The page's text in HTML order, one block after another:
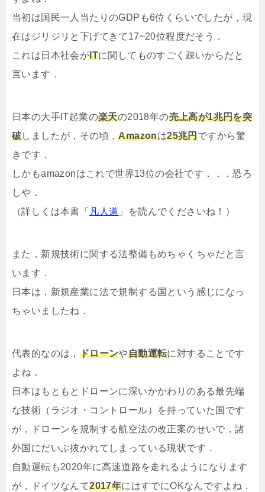
当初は国民一人当たりのGDPも6位くらいでしたが，現
在はジリジリと下げてきて17~20位程度だそう．
これは日本社会がITに関してものすごく疎いからだと
言います．
日本の大手IT起業の楽天の2018年の売上高が1兆円を突
破しましたが，その頃，Amazonは25兆円ですから驚
きです．
しかもamazonはこれで世界13位の会社です．．．恐ろ
しや．
（詳しくは本書「 凡人道 」を読んでくださいね！）
また，新規技術に関する法整備もめちゃくちゃだと言
います．
日本は，新規産業に法で規制する国という感じになっ
ちゃいましたね．
代表的なのは， ドローンや自動運転に対することです
よね．
日本はもともとドローンに深いかかわりのある最先端
な技術（ラジオ・コントロール）を持っていた国です
が，ドローンを規制する航空法の改正案のせいで，諸
外国にだいぶ抜かれてしまっている現状です．
自動運転も2020年に高速道路を走れるようになります
が，ドイツなんて2017年にはすでにOKなんですよね．